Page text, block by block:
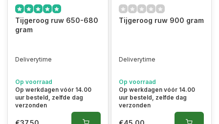
Tijgeroog ruw 650-680
gram
Deliverytime
Op voorraad
Op werkdagen vóór 14.00
uur besteld, zelfde dag
verzonden
Tijgeroog ruw 900 gram
Deliverytime
Op voorraad
Op werkdagen vóór 14.00
uur besteld, zelfde dag
verzonden